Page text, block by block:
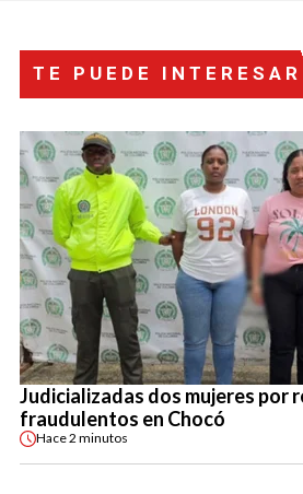
TE PUEDE INTERESAR
Judicializadas dos mujeres por
fraudulentos en Chocó
Hace2 minutos